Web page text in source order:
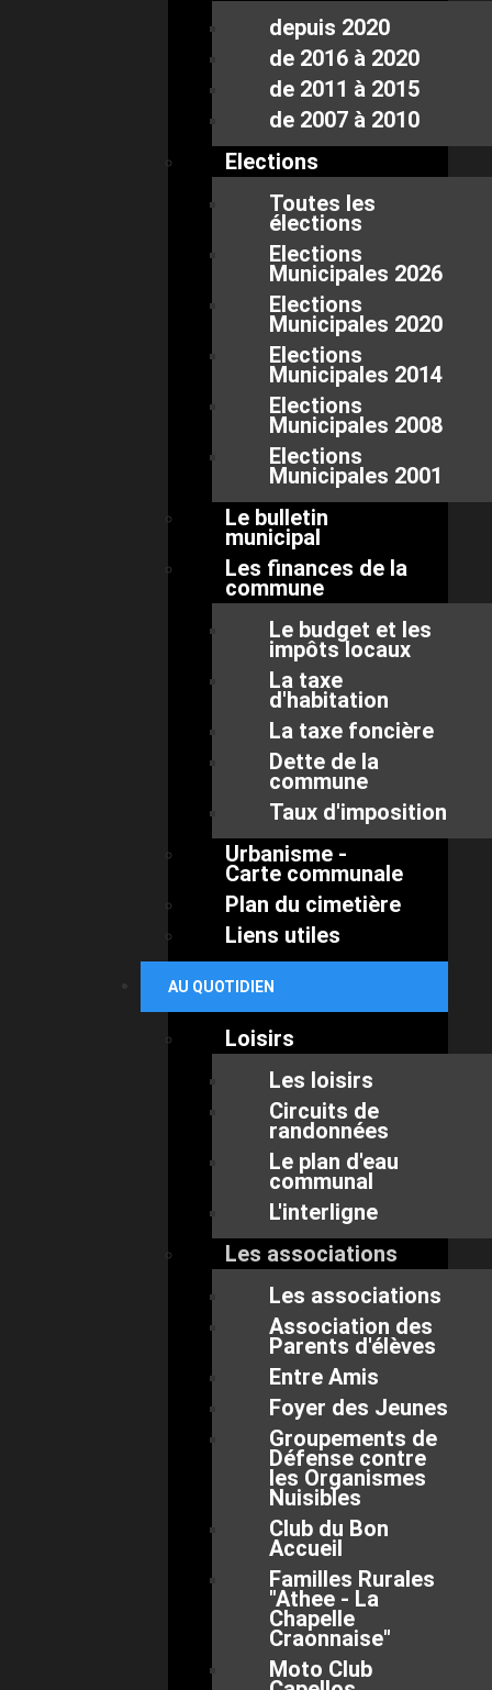
depuis 2020
de 2016 à 2020
de 2011 à 2015
de 2007 à 2010
Elections
Toutes les
élections
Elections
Municipales 2026
Elections
Municipales 2020
Elections
Municipales 2014
Elections
Municipales 2008
Elections
Municipales 2001
Le bulletin
municipal
Les finances de la
commune
Le budget et les
impôts locaux
La taxe
d'habitation
La taxe foncière
Dette de la
commune
Taux d'imposition
Urbanisme -
Carte communale
Plan du cimetière
Liens utiles
AU QUOTIDIEN
Loisirs
Les loisirs
Circuits de
randonnées
Le plan d'eau
communal
L'interligne
Les associations
Les associations
Association des
Parents d'élèves
Entre Amis
Foyer des Jeunes
Groupements de
Défense contre
les Organismes
Nuisibles
Club du Bon
Accueil
Familles Rurales
"Athee - La
Chapelle
Craonnaise"
Moto Club